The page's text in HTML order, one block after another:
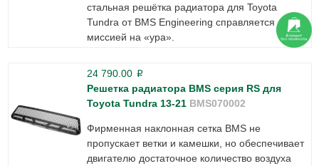
стальная решётка радиатора для Toyota
Tundra от BMS Engineering справляется с этой
миссией на «ура».
24 790.00 p
Решетка радиатора BMS серия RS для
Toyota Tundra 13-21 BMS070002
Фирменная наклонная сетка BMS не
пропускает ветки и камешки, но обеспечивает
двигателю достаточное количество воздуха